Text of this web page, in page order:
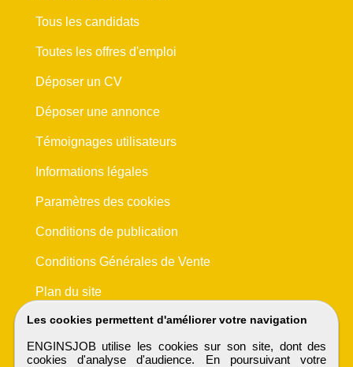
Les cookies permettent d'améliorer votre navigation
ENGINSJOB utilise les cookies sur son site, dont des
cookies d'analyse d'audience. En poursuivant votre
Tous les candidats
Toutes les offres d'emploi
Déposer un CV
Déposer une annonce
Témoignages utilisateurs
Informations légales
Paramètres des cookies
Conditions de publication
Conditions Générales de Vente
Plan du site